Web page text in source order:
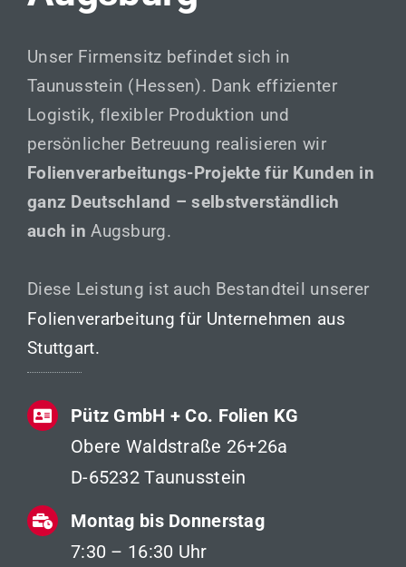
Unser Firmensitz befindet sich in
Taunusstein (Hessen). Dank effizienter
Logistik, flexibler Produktion und
persönlicher Betreuung realisieren wir
Folienverarbeitungs-Projekte für Kunden in
ganz Deutschland – selbstverständlich
auch in Augsburg.
Diese Leistung ist auch Bestandteil unserer
Folienverarbeitung für Unternehmen aus
Stuttgart.
Pütz GmbH + Co. Folien KG
Obere Waldstraße 26+26a
D-65232 Taunusstein
Montag bis Donnerstag
7:30 – 16:30 Uhr